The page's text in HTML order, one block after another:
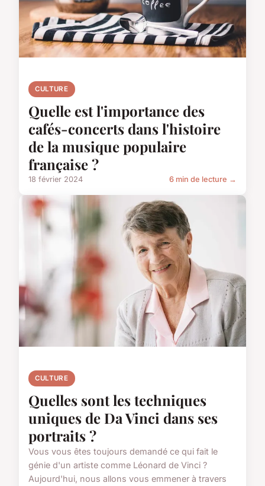
CULTURE
Quelle est l'importance des
cafés-concerts dans l'histoire
de la musique populaire
française ?
18 février 2024 6 min de lecture →
CULTURE
Quelles sont les techniques
uniques de Da Vinci dans ses
portraits ?
Vous vous êtes toujours demandé ce qui fait le
génie d'un artiste comme Léonard de Vinci ?
Aujourd'hui, nous allons vous emmener à travers